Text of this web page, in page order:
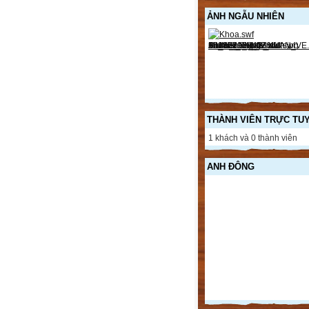
ẢNH NGẪU NHIÊN
THÀNH VIÊN TRỰC
1 khách và 0 thành viên
ANH ĐÔNG